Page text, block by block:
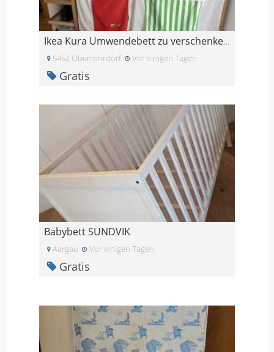
Ikea Kura Umwendebett zu verschenken mit Zelt
5452 Oberrohrdorf Vor einigen Tagen
Gratis
Babybett SUNDVIK
Aargau Vor einigen Tagen
Gratis